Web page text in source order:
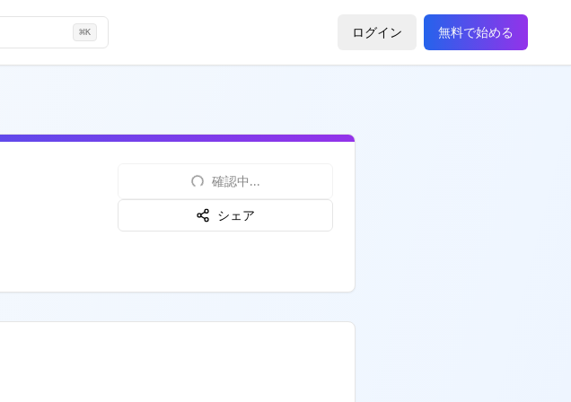
⌘K ログイン 無料で始める
確認中...
シェア